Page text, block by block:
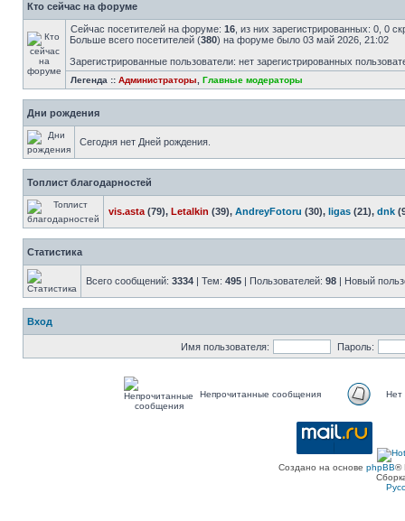
Кто сейчас на форуме
Сейчас посетителей на форуме: 16 , из них зарегистрированных: 0, 0
Больше всего посетителей (380) на форуме было 03 май 2026, 21:02
Зарегистрированные пользователи: нет зарегистрированных
Легенда :: Администраторы Главные модераторы
Дни рождения
Сегодня нет Дней рождения.
Топлист благодарностей
vis.asta (79), Letalkin (39), AndreyFotoru (30), ligas (21), dnk
Статистика
Всего сообщений: 3334 | Тем: 495 | Пользователей: 98 | Новый
Вход
Имя пользователя: Пароль:
Непрочитанные сообщения Нет
Создано на основе phpBB®